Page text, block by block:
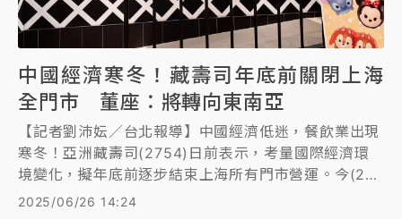
中國經濟寒冬！藏壽司年底前關閉上海
全門市 董座：將轉向東南亞
【記者劉沛妘／台北報導】中國經濟低迷，餐飲業出現
寒冬！亞洲藏壽司(2754)日前表示，考量國際經濟環
境變化，擬年底前逐步結束上海所有門市營運。今(26)
日召開股東會，針對上海門市結束營運後，是否有開展
2025/06/26 14:24